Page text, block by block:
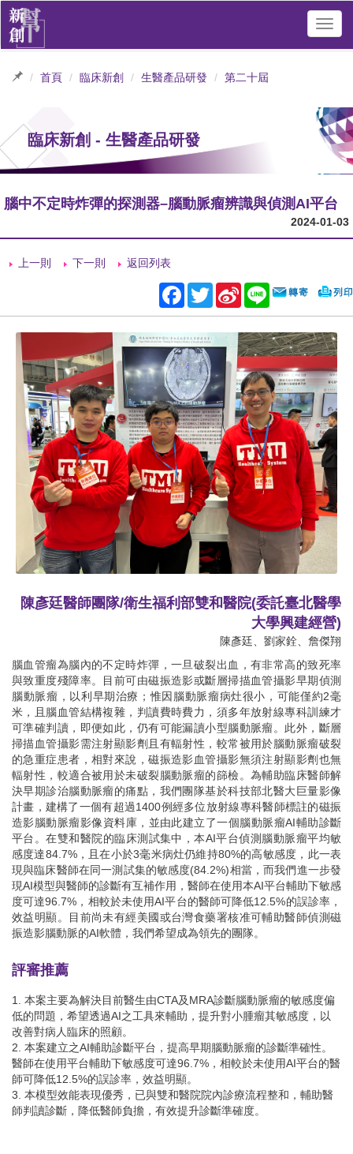
首頁 臨床新創 生醫產品研發 第二十屆
臨床新創 - 生醫產品研發
腦中不定時炸彈的探測器– 腦動脈瘤辨識與偵測AI平台
2024-01-03
上一則 下一則 返回列表
Facebook
TwitterSina
Weibo
Line
陳彥廷醫師團隊/衛生福利部雙和醫院(委託臺北醫學
大學興建經營)
陳彥廷、劉家銓、詹傑翔
腦血管瘤為腦內的不定時炸彈，一旦破裂出血，有非常高的致死率
與致重度殘障率。目前可由磁振造影或斷層掃描血管攝影早期偵測
腦動脈瘤，以利早期治療；惟因腦動脈瘤病灶很小，可能僅約2毫
米，且腦血管結構複雜，判讀費時費力，須多年放射線專科訓練才
可準確判讀，即便如此，仍有可能漏讀小型腦動脈瘤。此外，斷層
掃描血管攝影需注射顯影劑且有輻射性，較常被用於腦動脈瘤破裂
的急重症患者，相對來說，磁振造影血管攝影無須注射顯影劑也無
輻射性，較適合被用於未破裂腦動脈瘤的篩檢。為輔助臨床醫師解
決早期診治腦動脈瘤的痛點，我們團隊基於科技部北醫大巨量影像
計畫，建構了一個有超過1400例經多位放射線專科醫師標註的磁振
造影腦動脈瘤影像資料庫，並由此建立了一個腦動脈瘤AI輔助診斷
平台。在雙和醫院的臨床測試集中，本AI平台偵測腦動脈瘤平均敏
感度達84.7%，且在小於3毫米病灶仍維持80%的高敏感度，此一表
現與臨床醫師在同一測試集的敏感度(84.2%)相當，而我們進一步發
現AI模型與醫師的診斷有互補作用，醫師在使用本AI平台輔助下敏感
度可達96.7%，相較於未使用AI平台的醫師可降低12.5%的誤診率，
效益明顯。目前尚未有經美國或台灣食藥署核准可輔助醫師偵測磁
振造影腦動脈的AI軟體，我們希望成為領先的團隊。
評審推薦
1. 本案主要為解決目前醫生由CTA及MRA診斷腦動脈瘤的敏感度偏
低的問題，希望透過AI之工具來輔助，提升對小腫瘤其敏感度，以
改善對病人臨床的照顧。
2. 本案建立之AI輔助診斷平台，提高早期腦動脈瘤的診斷準確性。
醫師在使用平台輔助下敏感度可達96.7%，相較於未使用AI平台的醫
師可降低12.5%的誤診率，效益明顯。
3. 本模型效能表現優秀，已與雙和醫院院內診療流程整和，輔助醫
師判讀診斷，降低醫師負擔，有效提升診斷準確度。